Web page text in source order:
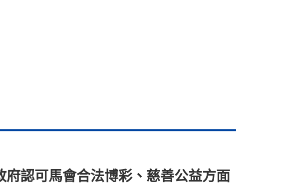
認可馬會合法博彩、慈善公益方面